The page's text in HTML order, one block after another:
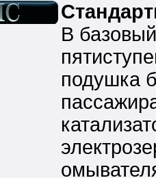
В
подушка